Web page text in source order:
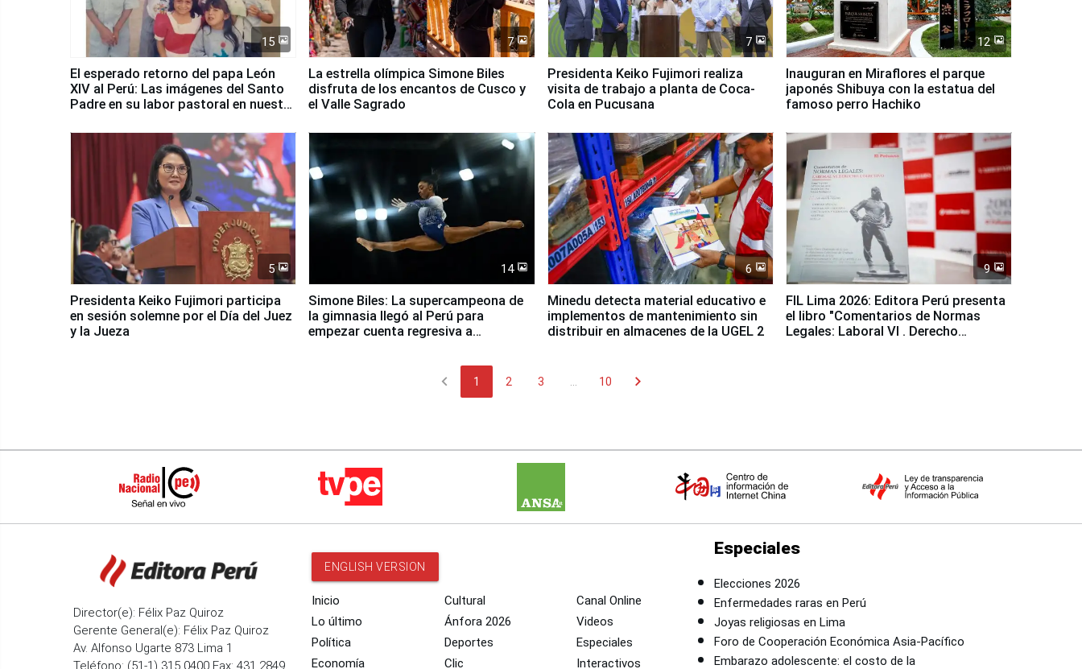
15
El esperado retorno del papa León
XIV al Perú: Las imágenes del Santo
Padre en su labor pastoral en nuestro
7
La estrella olímpica Simone Biles
disfruta de los encantos de Cusco y
el Valle Sagrado
7
Presidenta Keiko Fujimori realiza
visita de trabajo a planta de Coca-
Cola en Pucusana
12
Inauguran en Miraflores el parque
japonés Shibuya con la estatua del
famoso perro Hachiko
5
Presidenta Keiko Fujimori participa
en sesión solemne por el Día del Juez
y la Jueza
14
Simone Biles: La supercampeona de
la gimnasia llegó al Perú para
empezar cuenta regresiva a
6
Minedu detecta material educativo e
implementos de mantenimiento sin
distribuir en almacenes de la UGEL 2
9
FIL Lima 2026: Editora Perú presenta
el libro "Comentarios de Normas
Legales: Laboral Vl . Derecho
chevron_left 1 2 3 10 chevron_right
Director(e): Félix Paz Quiroz
Gerente General(e): Félix Paz Quiroz
Av. Alfonso Ugarte 873 Lima 1
ENGLISH VERSION
Inicio
Lo último
Política
Economía
Cultural
Ánfora 2026
Deportes
Clic
Canal Online
Videos
Especiales
Interactivos
Especiales
Elecciones 2026
Enfermedades raras en Perú
Joyas religiosas en Lima
Foro de Cooperación Económica Asia-Pacífico
Embarazo adolescente: el costo de la